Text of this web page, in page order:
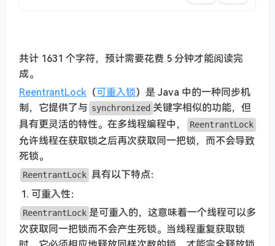
共计 1631 个字符，预计需要花费 5 分钟才能阅读完
成。
ReentrantLock （可重入锁）是 Java 中的一种同步机
制，它提供了与 synchronized 关键字相似的功能，但
具有更灵活的特性。在多线程编程中，
ReentrantLock
允许线程在获取锁之后再次获取同一把锁，而不会导致
死锁。
ReentrantLock 具有以下特点：
可重入性：
ReentrantLock 是可重入的，这意味着一个线程可以多
次获取同一把锁而不会产生死锁。当线程重复获取锁